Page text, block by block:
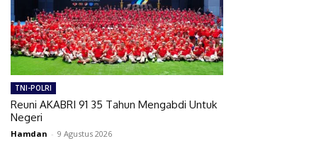
TNI-POLRI
Reuni AKABRI 91 35 Tahun Mengabdi Untuk
Negeri
Hamdan - 9 Agustus 2026